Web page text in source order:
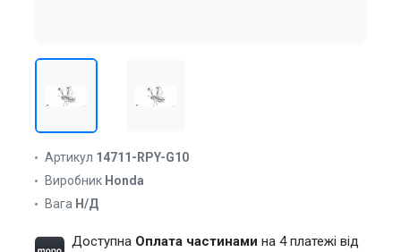
Артикул 14711-RPY-G10
Виробник Honda
Вага Н/Д
Доступна Оплата частинами на 4 платежі від